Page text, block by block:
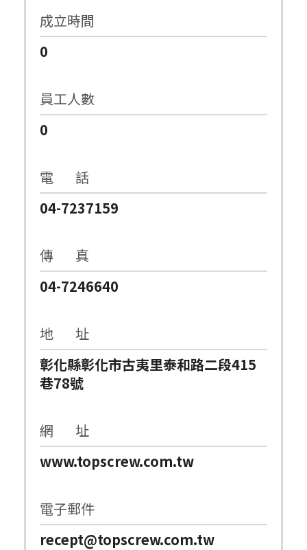
成立時間
0
員工人數
0
電 話
04-7237159
傳 真
04-7246640
地 址
彰化縣彰化市古夷里泰和路二段415
巷78號
網 址
www.topscrew.com.tw
電子郵件
recept@topscrew.com.tw